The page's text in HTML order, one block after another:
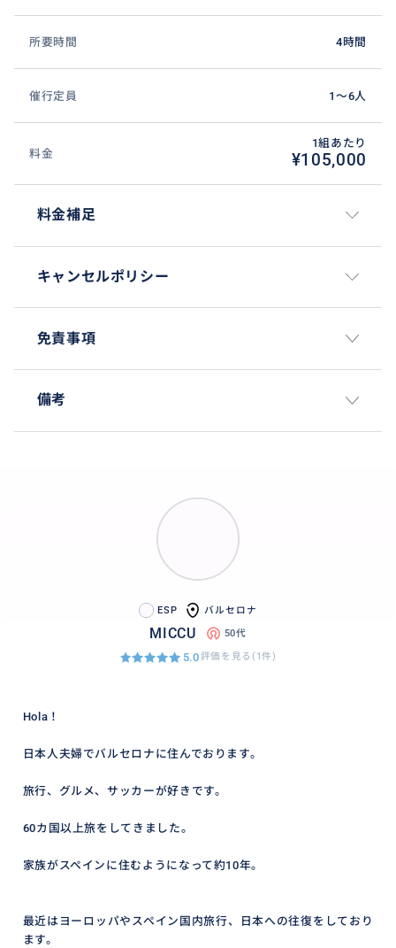
専用車手配で楽々 聖地モンセラットへ
所要時間 4時間
催行定員 1〜6人
料金
1組あたり
¥105,000
料金補足
キャンセルポリシー
免責事項
備考
ESP バルセロナ
MICCU 50代
5.0評価を見る(1件)
Hola！
日本人夫婦でバルセロナに住んでおります。
旅行、グルメ、サッカーが好きです。
60カ国以上旅をしてきました。
家族がスペインに住むようになって約10年。
最近はヨーロッパやスペイン国内旅行、日本への往復をしており
ます。